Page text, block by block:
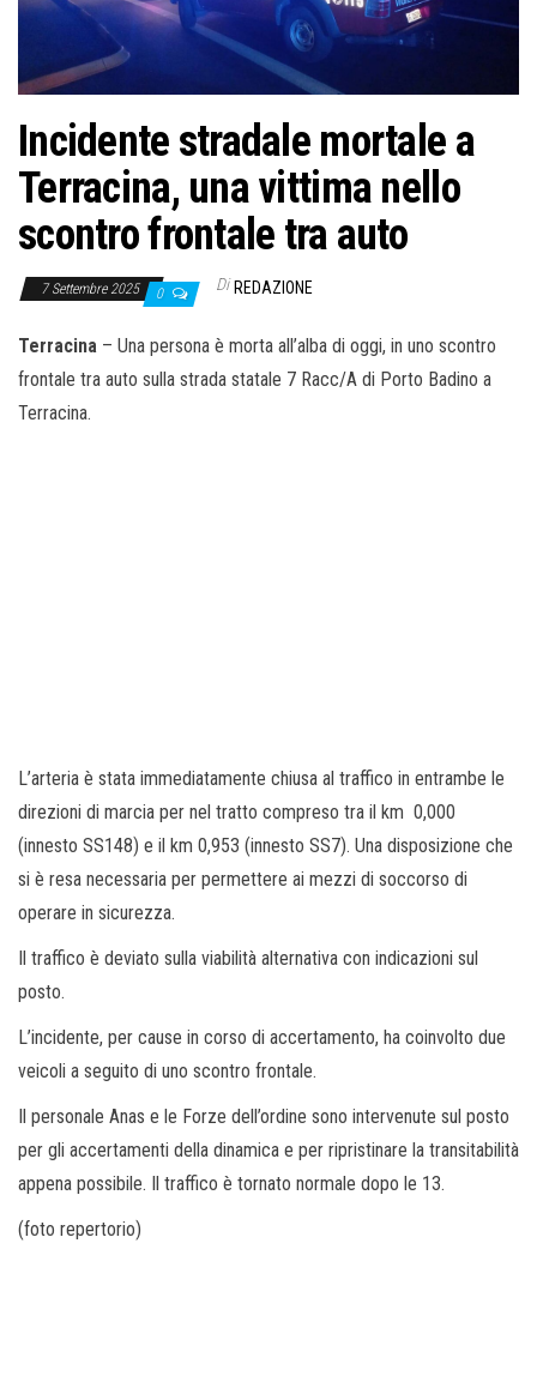
Incidente stradale mortale a
Terracina, una vittima nello
scontro frontale tra auto
7 Settembre 2025 0 Di REDAZIONE
Terracina – Una persona è morta all’alba di oggi, in uno scontro
frontale tra auto sulla strada statale 7 Racc/A di Porto Badino a
Terracina.
L’arteria è stata immediatamente chiusa al traffico in entrambe le
direzioni di marcia per nel tratto compreso tra il km 0,000
(innesto SS148) e il km 0,953 (innesto SS7). Una disposizione che
si è resa necessaria per permettere ai mezzi di soccorso di
operare in sicurezza.
Il traffico è deviato sulla viabilità alternativa con indicazioni sul
posto.
L’incidente, per cause in corso di accertamento, ha coinvolto due
veicoli a seguito di uno scontro frontale.
Il personale Anas e le Forze dell’ordine sono intervenute sul posto
per gli accertamenti della dinamica e per ripristinare la transitabilità
appena possibile. Il traffico è tornato normale dopo le 13.
(foto repertorio)